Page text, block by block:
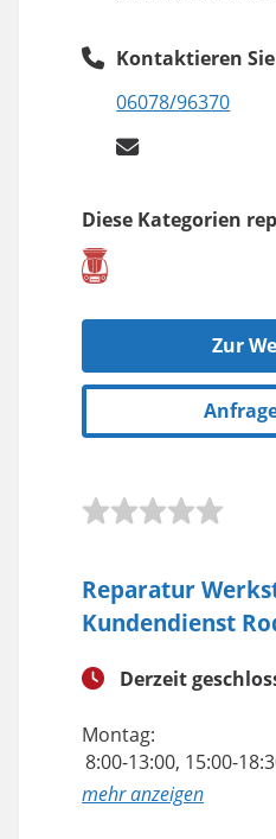
Kontaktieren
06078/96370
Diese Kategorien
Zur
Reparatur
Kundendienst
Derzeit
Montag:
8:00-13:00, 15:00-
anzeigen